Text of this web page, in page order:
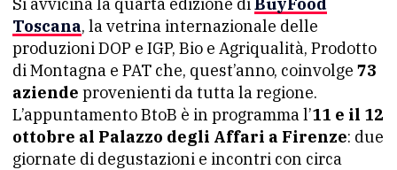
Toscana, la vetrina internazionale delle
produzioni DOP e IGP, Bio e Agriqualità, Prodotto
di Montagna e PAT che, quest’anno, coinvolge 73
aziende provenienti da tutta la regione.
L’appuntamento BtoB è in programma l’11 e il 12
ottobre al Palazzo degli Affari a Firenze: due
giornate di degustazioni e incontri con circa